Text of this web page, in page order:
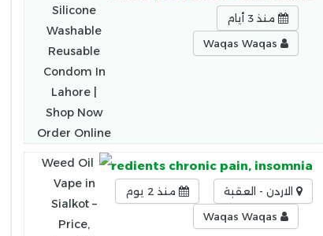
منذ 3 أيام
How to Use, Ingredients chronic pain, insomnia
الاردن - العقبة
منذ 2 يوم